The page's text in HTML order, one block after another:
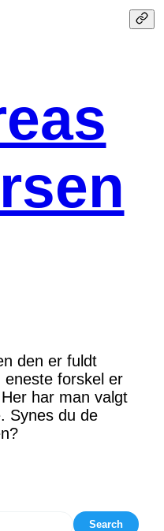
den er fuldt
forskel er
har man valgt
Synes du de
Search